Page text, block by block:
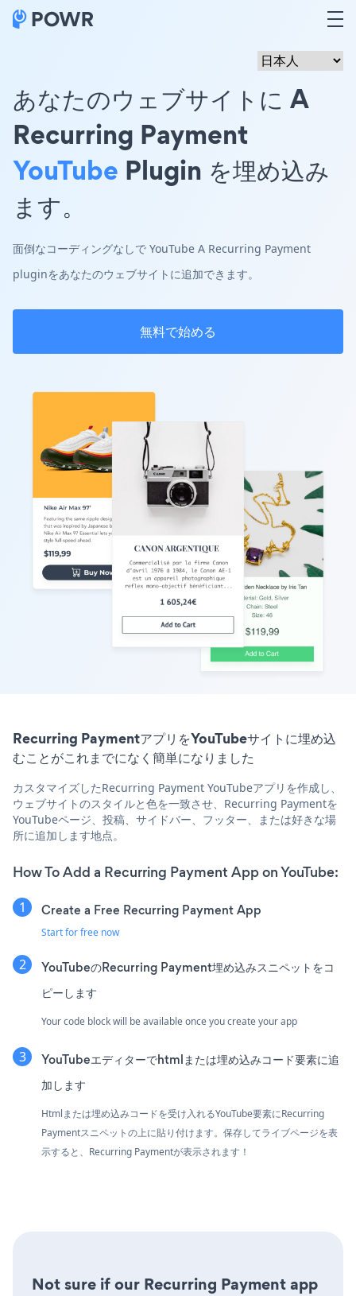
あなたのウェブサイトに A
Recurring Payment
YouTube Plugin を埋め込み
ます。
面倒なコーディングなしで YouTube A Recurring Payment
pluginをあなたのウェブサイトに追加できます。
無料で始める
Recurring PaymentアプリをYouTubeサイトに埋め込
むことがこれまでになく簡単になりました
カスタマイズしたRecurring Payment YouTubeアプリを作成し、
ウェブサイトのスタイルと色を一致させ、Recurring Paymentを
YouTubeページ、投稿、サイドバー、フッター、または好きな場
所に追加します地点。
How To Add a Recurring Payment App on YouTube:
Create a Free Recurring Payment App
Start for free now
YouTubeのRecurring Payment埋め込みスニペットをコ
ピーします
Your code block will be available once you create your app
YouTubeエディターでhtmlまたは埋め込みコード要素に追
加します
Htmlまたは埋め込みコードを受け入れるYouTube要素にRecurring
Paymentスニペットの上に貼り付けます。保存してライブページを表
示すると、Recurring Paymentが表示されます！
Not sure if our Recurring Payment app